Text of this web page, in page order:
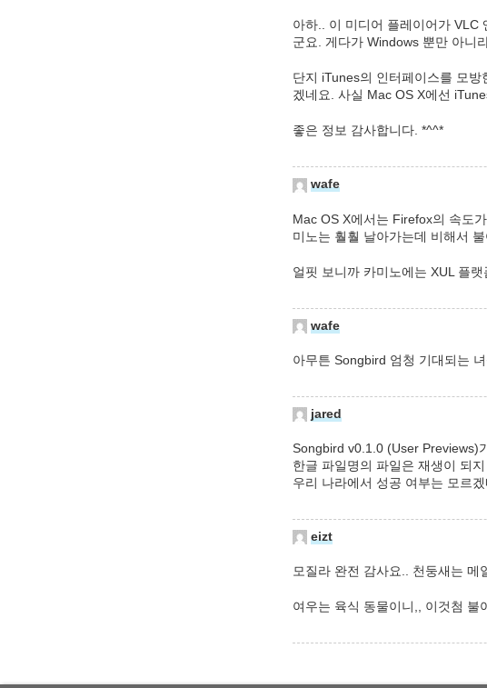
아하.. 이 미디어 플레이어가 VLC
군요. 게다가 Windows 뿐만 아니
단지 iTunes의 인터페이스를 모
겠네요. 사실 Mac OS X에선
좋은 정보 감사합니다. *^^*
wafe
Mac OS X에서는 Firefox의 속도
미노는 훨훨 날아가는데 비해서
얼핏 보니까 카미노에는 XUL 플
wafe
아무튼 Songbird 엄청 기대되는 녀
jared
Songbird v0.1.0 (User Previews)
한글 파일명의 파일은 재생이 되지
우리 나라에서 성공 여부는 모르겠
eizt
모질라 완전 감사요.. 천둥새는 메
여우는 육식 동물이니,, 이것첨 불